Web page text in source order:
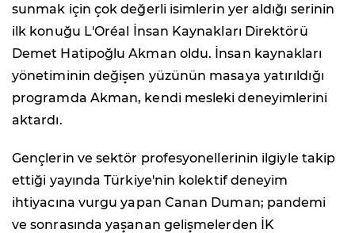
sunmak için çok değerli isimlerin yer aldığı serinin
ilk konuğu L'Oréal İnsan Kaynakları Direktörü
Demet Hatipoğlu Akman oldu. İnsan kaynakları
yönetiminin değişen yüzünün masaya yatırıldığı
programda Akman, kendi mesleki deneyimlerini
aktardı.
Gençlerin ve sektör profesyonellerinin ilgiyle takip
ettiği yayında Türkiye'nin kolektif deneyim
ihtiyacına vurgu yapan Canan Duman; pandemi
ve sonrasında yaşanan gelişmelerden İK